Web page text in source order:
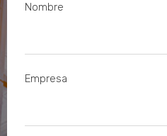
Nombre
Empresa